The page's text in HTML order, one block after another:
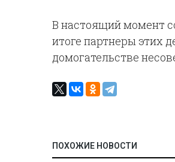
В настоящий момент
итоге партнеры этих
домогательстве
ПОХОЖИЕ НОВОСТИ